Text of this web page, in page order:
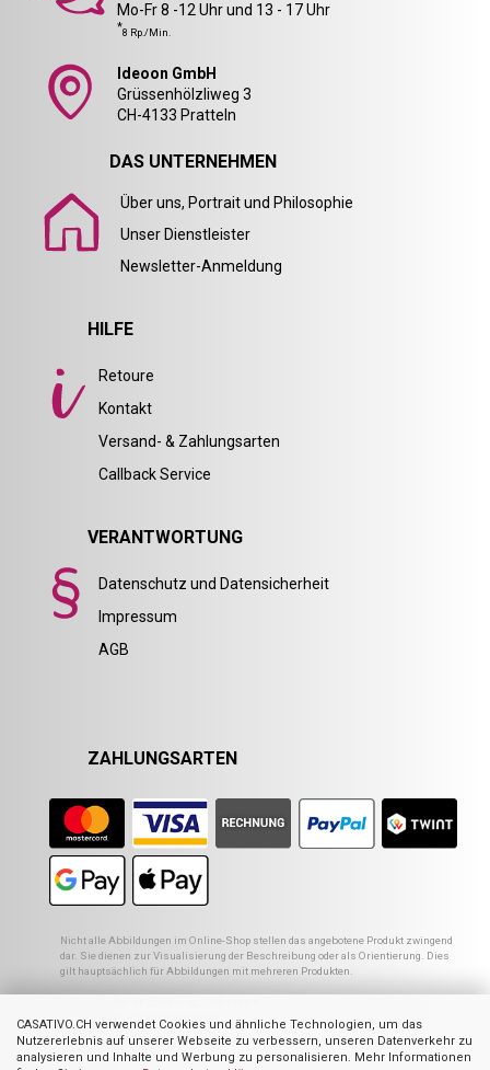
CASATIVO.CH verwendet Cookies und ähnliche Technologien, um das
Nutzererlebnis auf unserer Webseite zu verbessern, unseren Datenverkehr zu
analysieren und Inhalte und Werbung zu personalisieren. Mehr Informationen
Mo-Fr 8 -12 Uhr und 13 - 17 Uhr
*8 Rp./Min.
Ideoon GmbH
Grüssenhölzliweg 3
CH-4133 Pratteln
DAS UNTERNEHMEN
Über uns, Portrait und Philosophie
Unser Dienstleister
Newsletter-Anmeldung
HILFE
Retoure
Kontakt
Versand- & Zahlungsarten
Callback Service
VERANTWORTUNG
Datenschutz und Datensicherheit
Impressum
AGB
ZAHLUNGSARTEN
Nicht alle Abbildungen im Online-Shop stellen das angebotene Produkt zwingend
dar. Sie dienen zur Visualisierung der Beschreibung oder als Orientierung. Dies
gilt hauptsächlich für Abbildungen mit mehreren Produkten.
Ehemaliger Preis von Casativo
3 Summe der Einzelpreise
4 UVP des Herstellers